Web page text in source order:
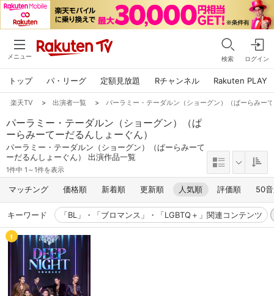
メニュー 検索 ログイン
トップ パ・リーグ 定額見放題 Rチャンネル Rakuten PLAY
楽天TV > 出演者一覧 > パーラミー・テーダルン（ショーグン）（ぱーらみー
パーラミー・テーダルン（ショーグン）（ぱ
ーらみーてーだるんしょーぐん）
パーラミー・テーダルン（ショーグン）（ぱーらみーて
ーだるんしょーぐん） 出演作品一覧
1件中 1～1件を表示
マッチング 価格順 新着順 更新順 人気順 評価順 50
キーワード 「BL」・「ブロマンス」・「LGBTQ＋」関連コンテンツ
1